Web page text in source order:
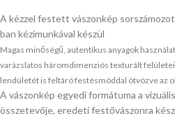
A kézzel festett vászonkép
ban kézimunkával készül
Magas minőségű, autentikus anyagok
varázslatos háromdimenziós texturált
lendületét is feltáró festésmóddal ötvözve az
A vászonkép egyedi formátuma a
összetevője, eredeti festővászonra